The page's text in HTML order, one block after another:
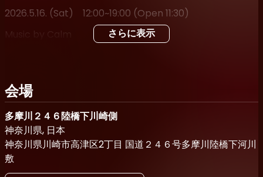
2026.5.16. (Sat) 12:00~19:00 (Open 11:30)
Music by Calm
Time Table
11:30~ Welcome Live
12:00~19:00 Music by Calm
さらに表示
会場
多摩川２４６陸橋下川崎側
神奈川県, 日本
神奈川県川崎市高津区2丁目 国道２４６号多摩川陸橋下河川
敷